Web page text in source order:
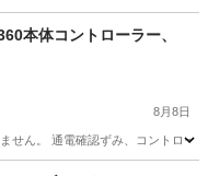
めんたいパーク
本体コントローラー、
8月8日
せん。 通電確認ずみ、コントロ